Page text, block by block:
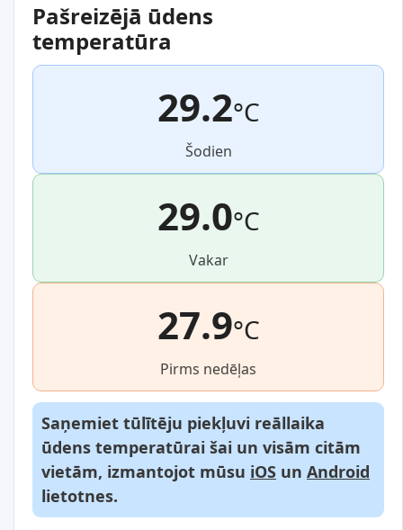
Pašreizējā ūdens
temperatūra
29.2°C
Šodien
29.0°C
Vakar
27.9°C
Pirms nedēļas
Saņemiet tūlītēju piekļuvi reāllaika
ūdens temperatūrai šai un visām citām
vietām, izmantojot mūsu iOS un Android
lietotnes.